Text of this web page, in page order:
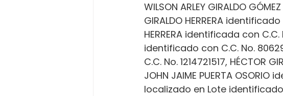
WILSON ARLEY GIRALDO
GIRALDO HERRERA
HERRERA identificada con C.C.
identificado con C.C. No.
C.C. No. 1214721517, HÉCTOR
JOHN JAIME PUERTA
localizado en Lote